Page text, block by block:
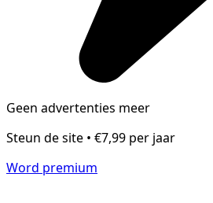
Geen advertenties meer
Steun de site • €7,99 per jaar
Word premium